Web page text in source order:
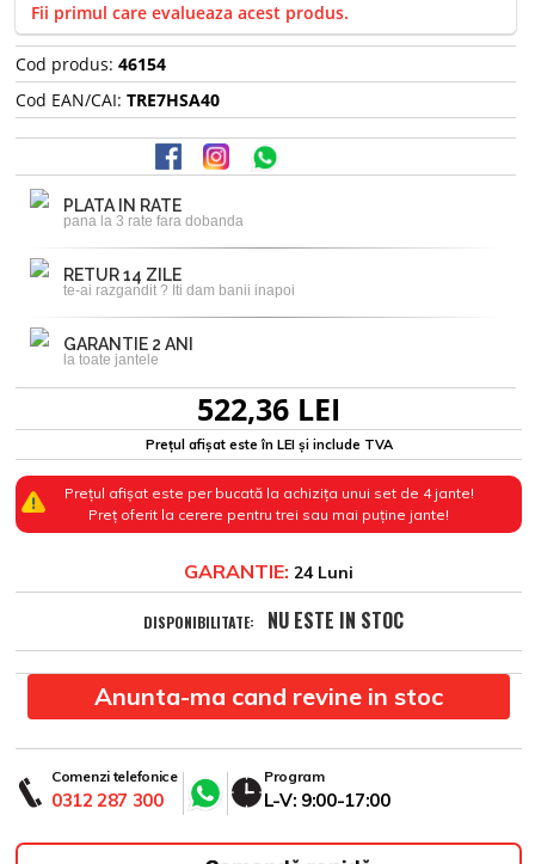
Fii primul care evalueaza acest produs.
Cod produs: 46154
Cod EAN/CAI: TRE7HSA40
PLATA IN RATE
pana la 3 rate fara dobanda
RETUR 14 ZILE
te-ai razgandit ? Iti dam banii inapoi
GARANTIE 2 ANI
la toate jantele
522,36 LEI
Prețul afișat este în LEI și include TVA
Prețul afișat este per bucată la achizița unui set de 4 jante!
Preț oferit la cerere pentru trei sau mai puține jante!
GARANTIE: 24 Luni
DISPONIBILITATE: NU ESTE IN STOC
Anunta-ma cand revine in stoc
Comenzi telefonice
0312 287 300
Program
L-V: 9:00-17:00